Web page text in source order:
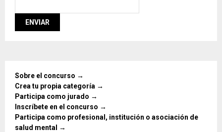
Sobre el concurso →
Crea tu propia categoría →
Participa como jurado →
Inscríbete en el concurso →
Participa como profesional, institución o asociación de
salud mental →